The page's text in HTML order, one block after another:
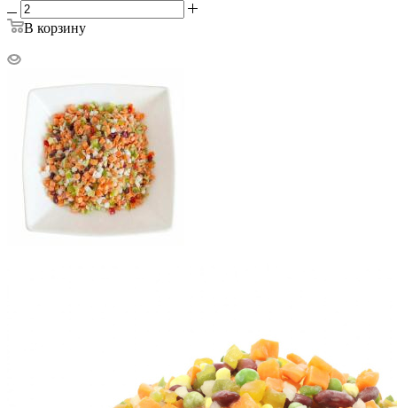
В корзину